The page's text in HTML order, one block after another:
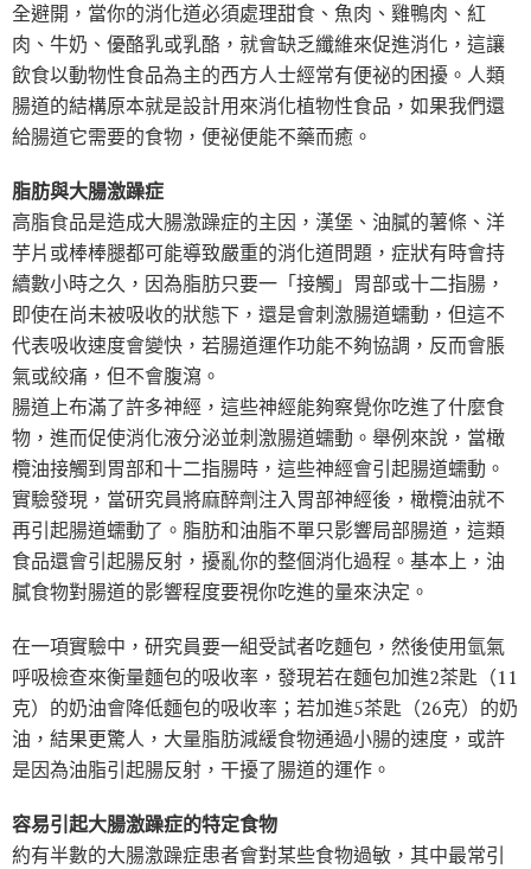
全避開，當你的消化道必須處理甜食、魚肉、雞鴨肉、紅
肉、牛奶、優酪乳或乳酪，就會缺乏纖維來促進消化，這讓
飲食以動物性食品為主的西方人士經常有便祕的困擾。人類
腸道的結構原本就是設計用來消化植物性食品，如果我們還
給腸道它需要的食物，便祕便能不藥而癒。
脂肪與大腸激躁症
高脂食品是造成大腸激躁症的主因，漢堡、油膩的薯條、洋
芋片或棒棒腿都可能導致嚴重的消化道問題，症狀有時會持
續數小時之久，因為脂肪只要一「接觸」胃部或十二指腸，
即使在尚未被吸收的狀態下，還是會刺激腸道蠕動，但這不
代表吸收速度會變快，若腸道運作功能不夠協調，反而會脹
氣或絞痛，但不會腹瀉。
腸道上布滿了許多神經，這些神經能夠察覺你吃進了什麼食
物，進而促使消化液分泌並刺激腸道蠕動。舉例來說，當橄
欖油接觸到胃部和十二指腸時，這些神經會引起腸道蠕動。
實驗發現，當研究員將麻醉劑注入胃部神經後，橄欖油就不
再引起腸道蠕動了。脂肪和油脂不單只影響局部腸道，這類
食品還會引起腸反射，擾亂你的整個消化過程。基本上，油
膩食物對腸道的影響程度要視你吃進的量來決定。
在一項實驗中，研究員要一組受試者吃麵包，然後使用氫氣
呼吸檢查來衡量麵包的吸收率，發現若在麵包加進2茶匙（11
克）的奶油會降低麵包的吸收率；若加進5茶匙（26克）的奶
油，結果更驚人，大量脂肪減緩食物通過小腸的速度，或許
是因為油脂引起腸反射，干擾了腸道的運作。
容易引起大腸激躁症的特定食物
約有半數的大腸激躁症患者會對某些食物過敏，其中最常引